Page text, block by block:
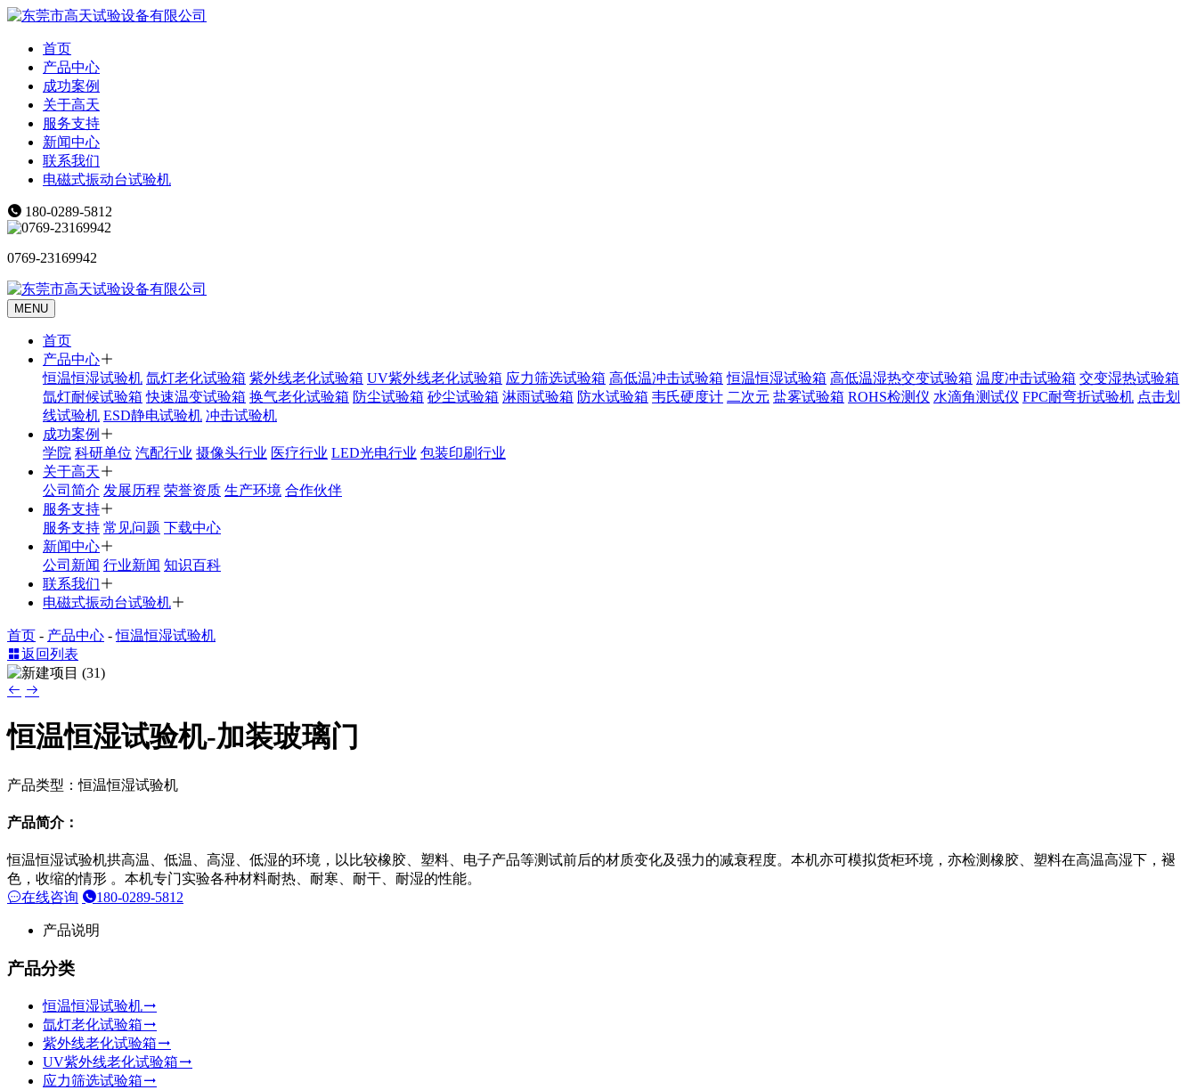
首页
产品中心
成功案例
关于高天
服务支持
新闻中心
联系我们
电磁式振动台试验机
180-0289-5812
0769-23169942
MENU
首页
产品中心
恒温恒湿试验机 氙灯老化试验箱 紫外线老化试验箱 UV紫外线老化试验箱 应力筛选试验箱 高低温冲击试验箱 恒温恒湿试验箱 高低温湿热交变试验箱 温度冲击试验箱 交变湿热试验箱
氙灯耐候试验箱 快速温变试验箱 换气老化试验箱 防尘试验箱 砂尘试验箱 淋雨试验箱 防水试验箱 韦氏硬度计 二次元 盐雾试验箱 ROHS检测仪 水滴角测试仪 FPC耐弯折试验机 点击划
线试验机 ESD静电试验机 冲击试验机
成功案例
学院 科研单位 汽配行业 摄像头行业 医疗行业 LED光电行业 包装印刷行业
关于高天
公司简介 发展历程 荣誉资质 生产环境 合作伙伴
服务支持
服务支持 常见问题 下载中心
新闻中心
公司新闻 行业新闻 知识百科
联系我们
电磁式振动台试验机
首页 - 产品中心 -恒温恒湿试验机
返回列表
恒温恒湿试验机-加装玻璃门
产品类型：恒温恒湿试验机
产品简介：
恒温恒湿试验机拱高温、低温、高湿、低湿的环境，以比较橡胶、塑料、电子产品等测试前后的材质变化及强力的减衰程度。本机亦可模拟货柜环境，亦检测橡胶、塑料在高温高湿下，褪
色，收缩的情形 。本机专门实验各种材料耐热、耐寒、耐干、耐湿的性能。
在线咨询
180-0289-5812
产品说明
产品分类
恒温恒湿试验机
氙灯老化试验箱
紫外线老化试验箱
UV紫外线老化试验箱
应力筛选试验箱